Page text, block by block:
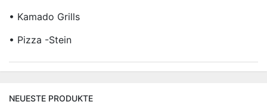
• Kamado Grills
• Pizza -Stein
NEUESTE PRODUKTE